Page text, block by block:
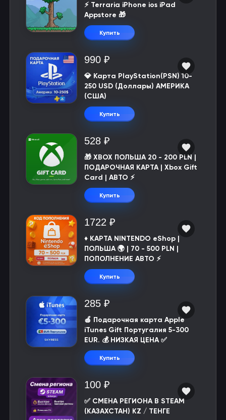
⚡️ Terraria iPhone ios iPad
Appstore 🎁
Купить
990 ₽
💎 Карта PlayStation(PSN) 10-
250 USD (Доллары) АМЕРИКА
(США)
Купить
528 ₽
🎁 XBOX ПОЛЬША 20 - 200 PLN |
ПОДАРОЧНАЯ КАРТА | Xbox Gift
Card | АВТО ⚡
Купить
1722 ₽
♦️ КАРТА NINTENDO eShop |
ПОЛЬША 🌍 | 70 - 500 PLN |
ПОПОЛНЕНИЕ АВТО ⚡
Купить
285 ₽
🍎 Подарочная карта Apple
iTunes Gift Португалия 5-300
EUR. 💰 НИЗКАЯ ЦЕНА ✅
Купить
100 ₽
✅ СМЕНА РЕГИОНА В STEAM
(КАЗАХСТАН) KZ / ТЕНГЕ